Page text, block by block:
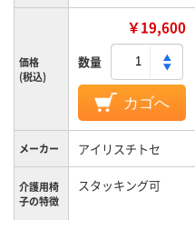
価格
(税込)
￥19,600
数量
カゴへ
メーカー アイリスチトセ
介護用椅
子の特徴
スタッキング可